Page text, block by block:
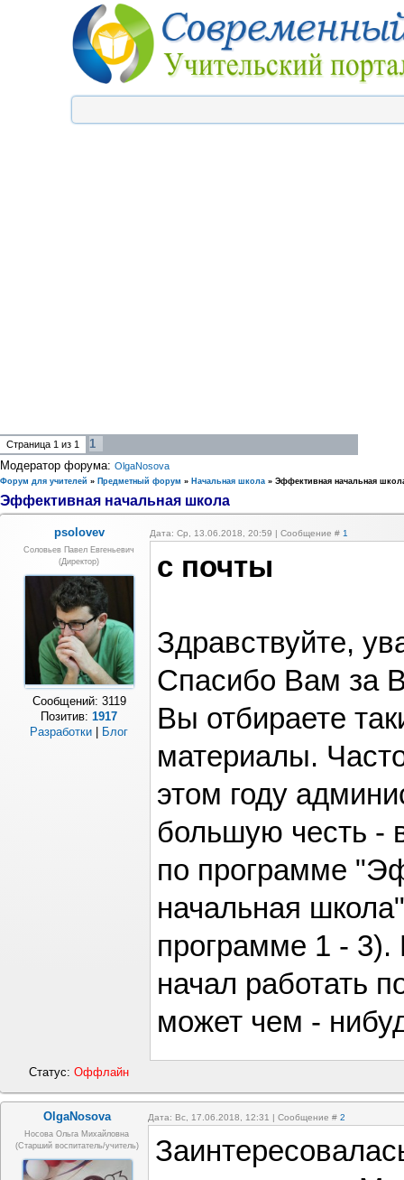
Страница 1 из 1
1
Модератор форума: OlgaNosova
Форум для учителей » Предметный форум » Начальная школа » Эффективная начальная
Эффективная начальная школа
psolovev Дата: Ср, 13.06.2018, 20:59 | Сообщение # 1
Соловьев Павел Евгеньевич
(Директор)
Сообщений: 3119
Позитив:1917
Разработки
Блог
с почты
Здравствуйте,
Спасибо Вам за
Вы отбираете
материалы.
этом году
большую честь -
по программе
начальная
программе 1 - 3).
начал работать
может чем -
Статус:Оффлайн
OlgaNosova Дата: Вс, 17.06.2018, 12:31 | Сообщение # 2
Носова Ольга Михайловна
(старший воспитатель/учитель)